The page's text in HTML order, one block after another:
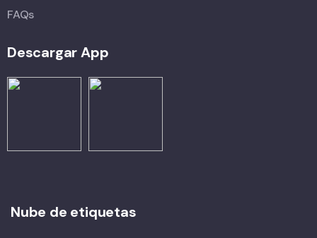
FAQs
Descargar App
Nube de etiquetas